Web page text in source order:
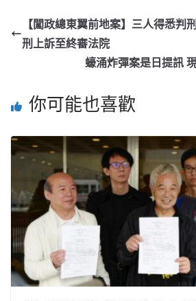
【闖政總東翼前地案】三人得悉判
刑上訴至終審法院
蠔涌炸彈案是日提訊
你可能也喜歡